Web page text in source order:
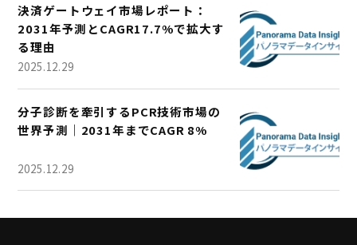
決済ゲートウェイ市場レポート：
2031年予測とCAGR17.7%で拡大す
る理由
2025.12.29
分子診断を牽引するPCR技術市場の
世界予測｜2031年までCAGR 8%
2025.12.29